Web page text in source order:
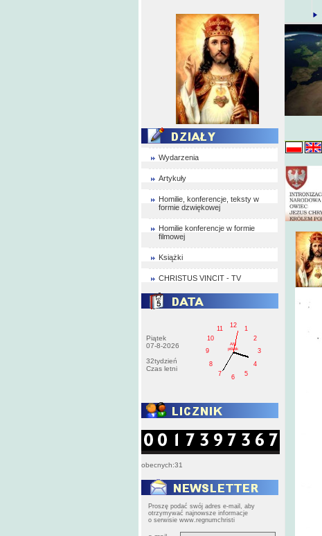
Wydarzenia
Artykuły
Homilie, konferencje, teksty w
formie dzwiękowej
Homilie konferencje w formie
filmowej
Książki
CHRISTUS VINCIT - TV
Piątek
07-8-2026
32tydzień
Czas letni
1
2
3
4
5
6
7
8
9
10
11
12
AM
pištek
obecnych:31
Proszę podać swój adres e-mail, aby
otrzymywać najnowsze informacje
o serwisie www.regnumchristi